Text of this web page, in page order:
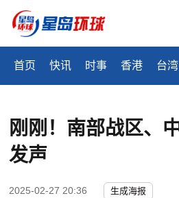
首页 快讯 时事 香港 台湾
刚刚！南部战区、
发声
2025-02-27 20:36 生成海报